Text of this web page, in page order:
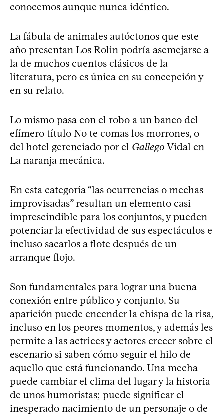
conocemos aunque nunca idéntico.
La fábula de animales autóctonos que este
año presentan Los Rolin podría asemejarse a
la de muchos cuentos clásicos de la
literatura, pero es única en su concepción y
en su relato.
Lo mismo pasa con el robo a un banco del
efímero título No te comas los morrones, o
del hotel gerenciado por el Gallego Vidal en
La naranja mecánica.
En esta categoría “las ocurrencias o mechas
improvisadas” resultan un elemento casi
imprescindible para los conjuntos, y pueden
potenciar la efectividad de sus espectáculos e
incluso sacarlos a flote después de un
arranque flojo.
Son fundamentales para lograr una buena
conexión entre público y conjunto. Su
aparición puede encender la chispa de la risa,
incluso en los peores momentos, y además les
permite a las actrices y actores crecer sobre el
escenario si saben cómo seguir el hilo de
aquello que está funcionando. Una mecha
puede cambiar el clima del lugar y la historia
de unos humoristas; puede significar el
inesperado nacimiento de un personaje o de